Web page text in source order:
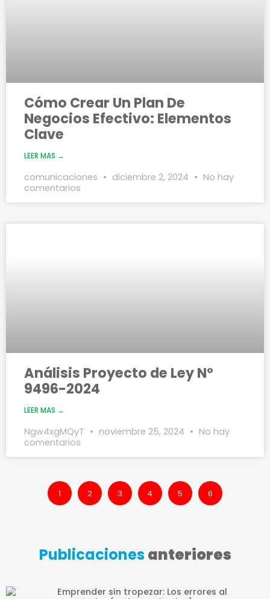
Cómo Crear Un Plan De
Negocios Efectivo: Elementos
Clave
LEER MAS →
comunicaciones diciembre 2, 2024
No hay
comentarios
Análisis Proyecto de Ley Nº
9496-2024
LEER MAS →
Ngw4xgMQyT noviembre 25, 2024
No hay
comentarios
1 2 3 4 5 6
Publicacionesanteriores
Emprender sin tropezar: Los errores al